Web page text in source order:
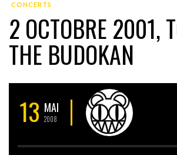
CONCERTS
2 OCTOBRE 2001,
THE BUDOKAN
13 MAI
2008